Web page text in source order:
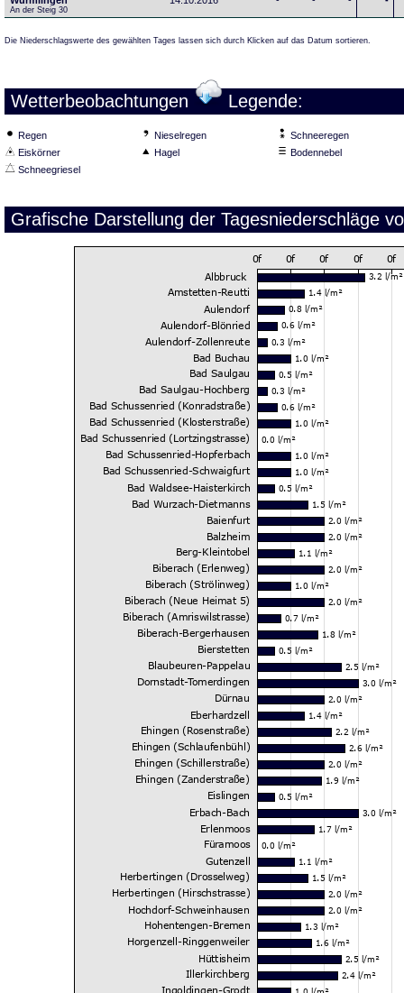
An der Steig 30
Die Niederschlagswerte des gewählten Tages lassen sich durch Klicken auf das Datum sortieren.
Wetterbeobachtungen Legende:
Regen Nieselregen
Schneeregen
Eiskörner
Hagel
Bodennebel
Schneegriesel
Grafische Darstellung der Tagesniederschläge